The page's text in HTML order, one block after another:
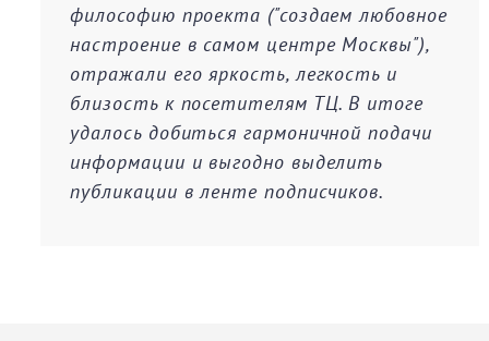
философию проекта ("создаем любовное
настроение в самом центре Москвы"),
отражали его яркость, легкость и
близость к посетителям ТЦ. В итоге
удалось добиться гармоничной подачи
информации и выгодно выделить
публикации в ленте подписчиков.